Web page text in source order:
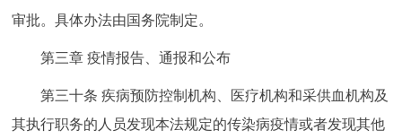
审批。具体办法由国务院制定。
第三章 疫情报告、通报和公布
第三十条 疾病预防控制机构、医疗机构和采供血机构及
其执行职务的人员发现本法规定的传染病疫情或者发现其他